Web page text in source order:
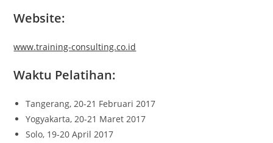
Website:
www.training-consulting.co.id
Waktu Pelatihan:
Tangerang, 20-21 Februari 2017
Yogyakarta, 20-21 Maret 2017
Solo, 19-20 April 2017